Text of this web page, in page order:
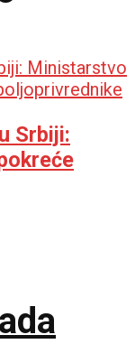
Srbiji: